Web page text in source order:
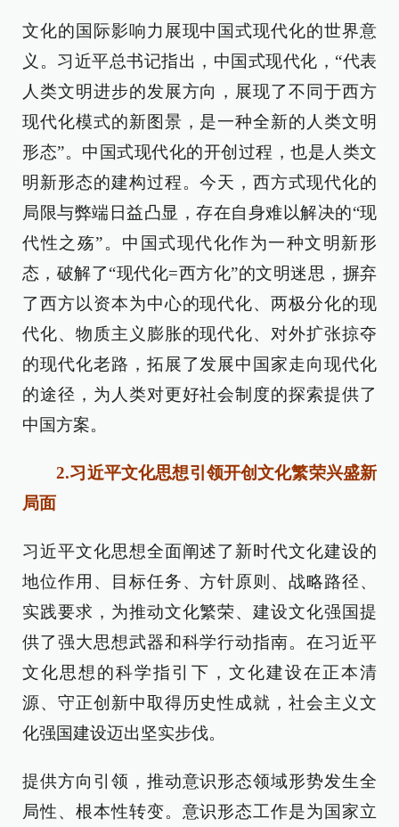
文化的国际影响力展现中国式现代化的世界意
义。习近平总书记指出，中国式现代化，“代表
人类文明进步的发展方向，展现了不同于西方
现代化模式的新图景，是一种全新的人类文明
形态”。中国式现代化的开创过程，也是人类文
明新形态的建构过程。今天，西方式现代化的
局限与弊端日益凸显，存在自身难以解决的“现
代性之殇”。中国式现代化作为一种文明新形
态，破解了“现代化=西方化”的文明迷思，摒弃
了西方以资本为中心的现代化、两极分化的现
代化、物质主义膨胀的现代化、对外扩张掠夺
的现代化老路，拓展了发展中国家走向现代化
的途径，为人类对更好社会制度的探索提供了
中国方案。
2.习近平文化思想引领开创文化繁荣兴盛新
局面
习近平文化思想全面阐述了新时代文化建设的
地位作用、目标任务、方针原则、战略路径、
实践要求，为推动文化繁荣、建设文化强国提
供了强大思想武器和科学行动指南。在习近平
文化思想的科学指引下，文化建设在正本清
源、守正创新中取得历史性成就，社会主义文
化强国建设迈出坚实步伐。
提供方向引领，推动意识形态领域形势发生全
局性、根本性转变。意识形态工作是为国家立